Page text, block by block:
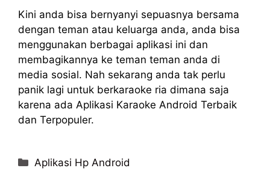
Kini anda bisa bernyanyi sepuasnya bersama
dengan teman atau keluarga anda, anda bisa
menggunakan berbagai aplikasi ini dan
membagikannya ke teman teman anda di
media sosial. Nah sekarang anda tak perlu
panik lagi untuk berkaraoke ria dimana saja
karena ada Aplikasi Karaoke Android Terbaik
dan Terpopuler.
Categories
Aplikasi Hp Android